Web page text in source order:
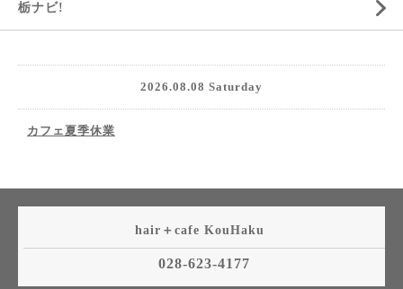
栃ナビ!
2026.08.08 Saturday
カフェ夏季休業
hair＋cafe KouHaku
028-623-4177